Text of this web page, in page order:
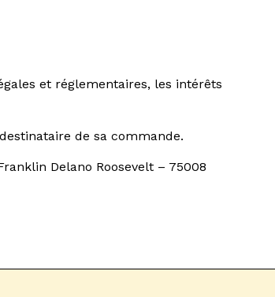
et réglementaires, les intérêts
de sa commande.
Delano Roosevelt – 75008